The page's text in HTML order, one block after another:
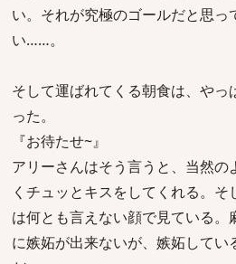
い。それが究極のゴールだと思っ
い……。
そして運ばれてくる朝食は、や
った。
『お待たせ~』
アリーさんはそう言うと、当然の
くチュッとキスをしてくれる。
は何とも言えない顔で見ている。
に嫉妬が出来ないが、嫉妬してい